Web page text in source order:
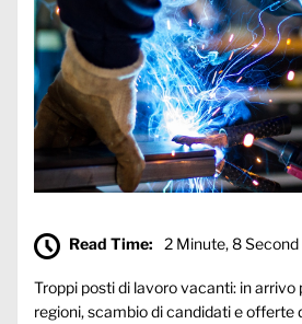
Read Time: 2 Minute, 8 Second
Troppi posti di lavoro vacanti: in arrivo
regioni, scambio di candidati e offerte